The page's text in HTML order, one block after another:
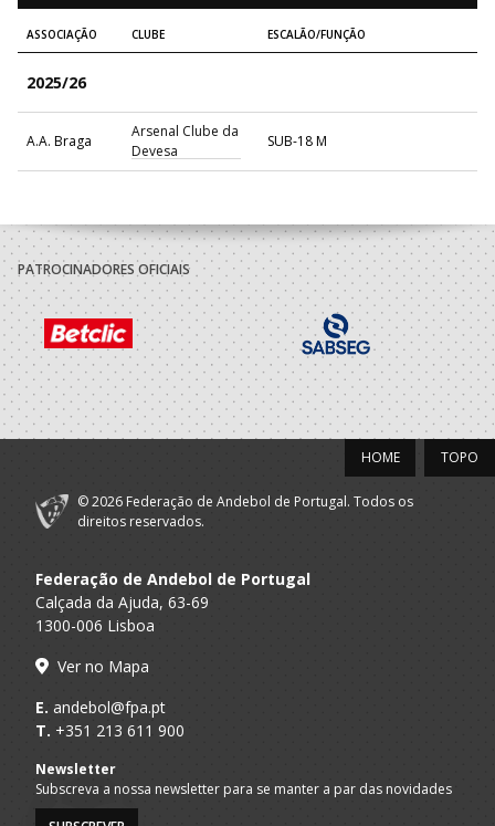
ASSOCIAÇÃO CLUBE ESCALÃO/FUNÇÃO
2025/26
A.A. Braga
Arsenal Clube da
Devesa
SUB-18 M
PATROCINADORES OFICIAIS
TOPO
HOME
© 2026 Federação de Andebol de Portugal. Todos os
direitos reservados.
Federação de Andebol de Portugal
Calçada da Ajuda, 63-69
1300-006 Lisboa
Ver no Mapa
E. andebol@fpa.pt
T. +351 213 611 900
Newsletter
Subscreva a nossa newsletter para se manter a par das novidades